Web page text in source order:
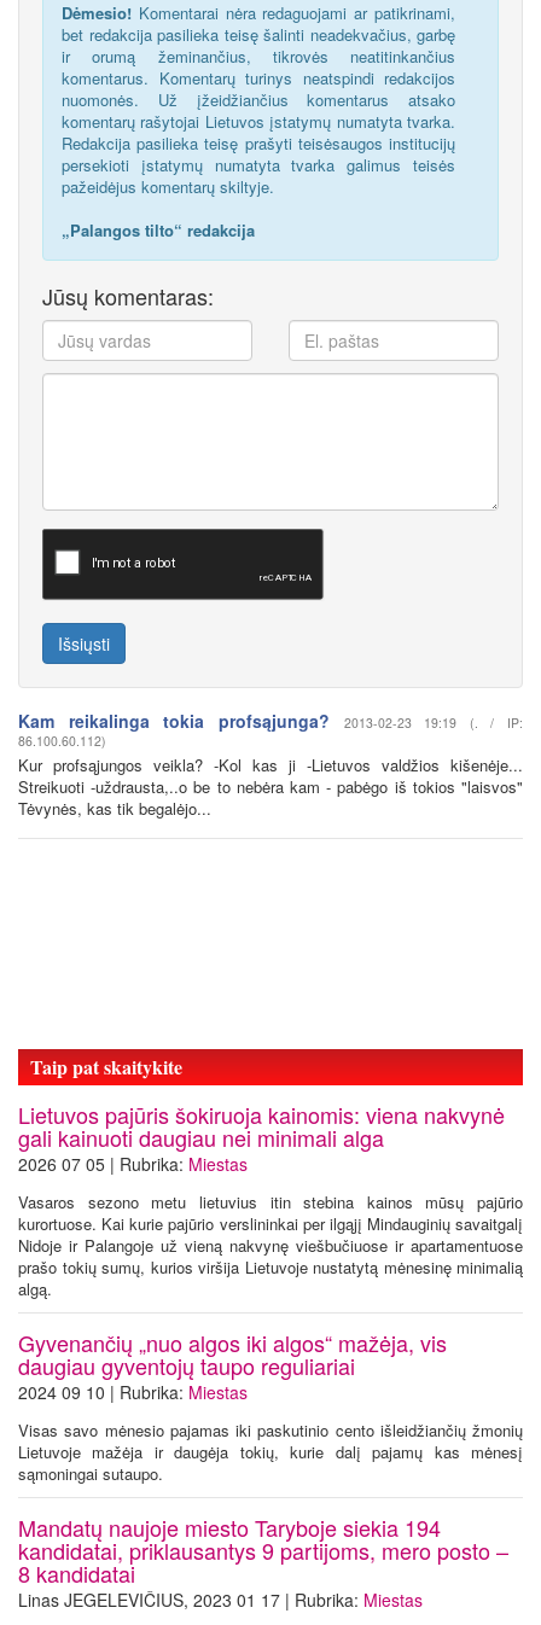
Dėmesio! Komentarai nėra redaguojami ar patikrinami,
bet redakcija pasilieka teisę šalinti neadekvačius, garbę
ir orumą žeminančius, tikrovės neatitinkančius
komentarus. Komentarų turinys neatspindi redakcijos
nuomonės. Už įžeidžiančius komentarus atsako
komentarų rašytojai Lietuvos įstatymų numatyta tvarka.
Redakcija pasilieka teisę prašyti teisėsaugos institucijų
persekioti įstatymų numatyta tvarka galimus teisės
pažeidėjus komentarų skiltyje.
„Palangos tilto“ redakcija
Jūsų komentaras:
Išsiųsti
Kam reikalinga tokia profsąjunga?
2013-02-23 19:19 (. / IP:
86.100.60.112)
Kur profsąjungos veikla? -Kol kas ji -Lietuvos valdžios kišenėje...
Streikuoti -uždrausta,..o be to nebėra kam - pabėgo iš tokios "laisvos"
Tėvynės, kas tik begalėjo...
Taip pat skaitykite
Lietuvos pajūris šokiruoja kainomis: viena nakvynė
gali kainuoti daugiau nei minimali alga
2026 07 05 | Rubrika: Miestas
Vasaros sezono metu lietuvius itin stebina kainos mūsų pajūrio
kurortuose. Kai kurie pajūrio verslininkai per ilgąjį Mindauginių savaitgalį
Nidoje ir Palangoje už vieną nakvynę viešbučiuose ir apartamentuose
prašo tokių sumų, kurios viršija Lietuvoje nustatytą mėnesinę minimalią
algą.
Gyvenančių „nuo algos iki algos“ mažėja, vis
daugiau gyventojų taupo reguliariai
2024 09 10 | Rubrika: Miestas
Visas savo mėnesio pajamas iki paskutinio cento išleidžiančių žmonių
Lietuvoje mažėja ir daugėja tokių, kurie dalį pajamų kas mėnesį
sąmoningai sutaupo.
Mandatų naujoje miesto Taryboje siekia 194
kandidatai, priklausantys 9 partijoms, mero posto –
8 kandidatai
Linas JEGELEVIČIUS, 2023 01 17 | Rubrika: Miestas